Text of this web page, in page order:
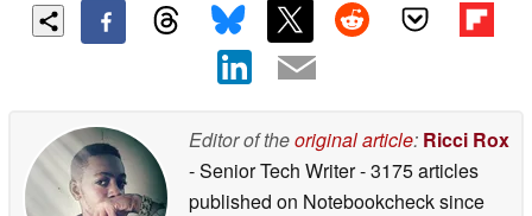
Editor of theoriginal article: Ricci Rox
- Senior Tech Writer- 3175 articles
published on Notebookchecksince